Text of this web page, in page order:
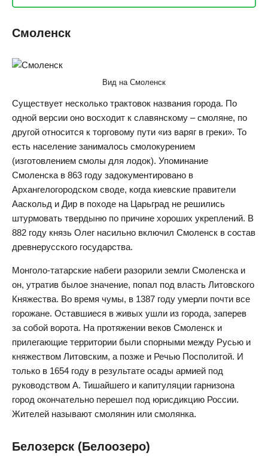
Смоленск
Вид на Смоленск
Существует несколько трактовок названия города. По
одной версии оно восходит к славянскому – смоляне, по
другой относится к торговому пути «из варяг в греки». То
есть население занималось смолокурением
(изготовлением смолы для лодок). Упоминание
Смоленска в 863 году задокументировано в
Архангелогородском своде, когда киевские правители
Ааскольд и Дир в походе на Царьград не решились
штурмовать твердыню по причине хороших укреплений. В
882 году князь Олег насильно включил Смоленск в состав
древнерусского государства.
Монголо-татарские набеги разорили земли Смоленска и
он, утратив былое значение, попал под власть Литовского
Княжества. Во время чумы, в 1387 году умерли почти все
горожане. Оставшиеся в живых ушли из города, заперев
за собой ворота. На протяжении веков Смоленск и
прилегающие территории были спорными между Русью и
княжеством Литовским, а позже и Речью Посполитой. И
только в 1654 году в результате осады армией под
руководством А. Тишайшего и капитуляции гарнизона
город окончательно перешел под юрисдикцию России.
Жителей называют смолянин или смолянка.
Белозерск (Белоозеро)